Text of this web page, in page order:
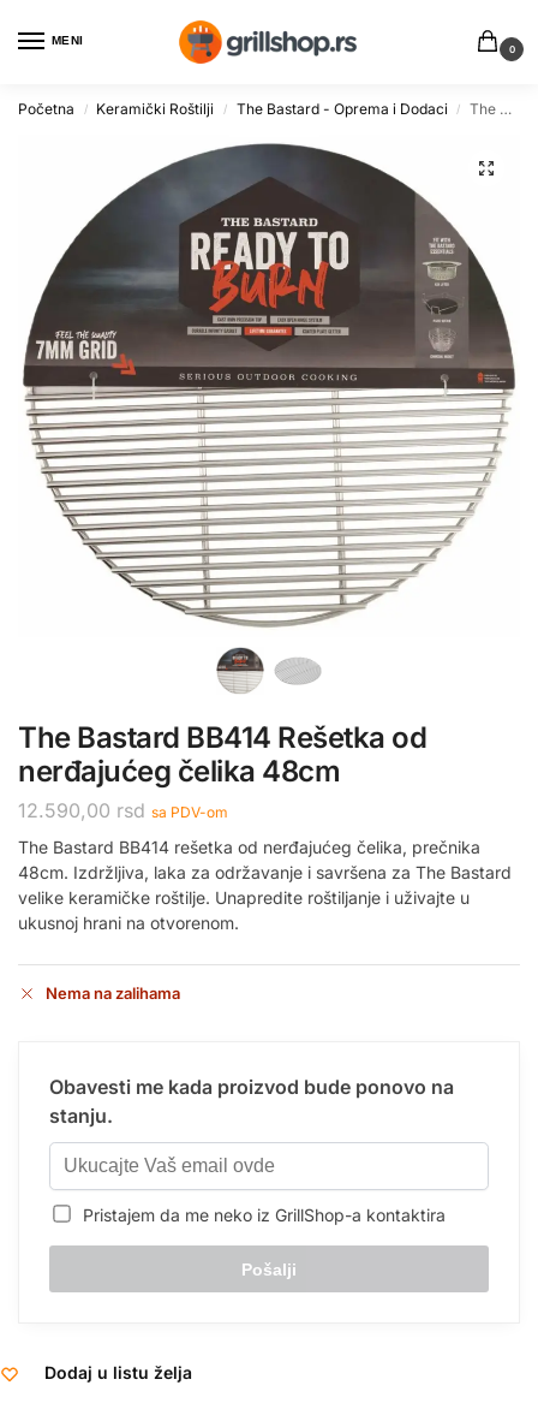
MENI
0
Početna / Keramički Roštilji / The Bastard - Oprema i Dodaci / The Bastard BB414 Rešetka od nerđajućeg čelika 48cm
The Bastard BB414 Rešetka od
nerđajućeg čelika 48cm
12.590,00 rsd sa PDV-om
The Bastard BB414 rešetka od nerđajućeg čelika, prečnika
48cm. Izdržljiva, laka za održavanje i savršena za The Bastard
velike keramičke roštilje. Unapredite roštiljanje i uživajte u
ukusnoj hrani na otvorenom.
Nema na zalihama
Obavesti me kada proizvod bude ponovo na
stanju.
Pristajem da me neko iz GrillShop-a kontaktira
Dodaj u listu želja